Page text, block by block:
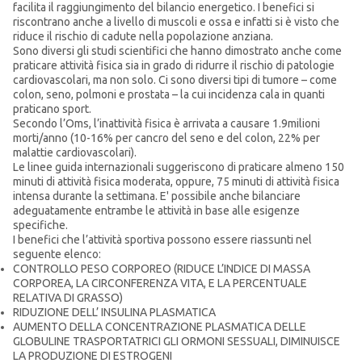
facilita il raggiungimento del bilancio energetico. I benefici si
riscontrano anche a livello di muscoli e ossa e infatti si è visto che
riduce il rischio di cadute nella popolazione anziana.
Sono diversi gli studi scientifici che hanno dimostrato anche come
praticare attività fisica sia in grado di ridurre il rischio di patologie
cardiovascolari, ma non solo. Ci sono diversi tipi di tumore – come
colon, seno, polmoni e prostata – la cui incidenza cala in quanti
praticano sport.
Secondo l’Oms, l’inattività fisica è arrivata a causare 1.9milioni
morti/anno (10-16% per cancro del seno e del colon, 22% per
malattie cardiovascolari).
Le linee guida internazionali suggeriscono di praticare almeno 150
minuti di attività fisica moderata, oppure, 75 minuti di attività fisica
intensa durante la settimana. E' possibile anche bilanciare
adeguatamente entrambe le attività in base alle esigenze
specifiche.
I benefici che l’attività sportiva possono essere riassunti nel
seguente elenco:
CONTROLLO PESO CORPOREO (RIDUCE L’INDICE DI MASSA
CORPOREA, LA CIRCONFERENZA VITA, E LA PERCENTUALE
RELATIVA DI GRASSO)
RIDUZIONE DELL’ INSULINA PLASMATICA
AUMENTO DELLA CONCENTRAZIONE PLASMATICA DELLE
GLOBULINE TRASPORTATRICI GLI ORMONI SESSUALI, DIMINUISCE
LA PRODUZIONE DI ESTROGENI